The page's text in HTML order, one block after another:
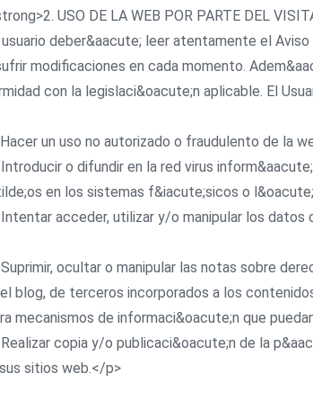
USO DE LA WEB POR PARTE DEL
deber&aacute; leer atentamente el
modificaciones en cada momento.
con la legislaci&oacute;n aplicable. El
un uso no autorizado o fraudulento de la
o difundir en la red virus
en los sistemas f&iacute;sicos o
acceder, utilizar y/o manipular los
ocultar o manipular las notas sobre
blog, de terceros incorporados a los
mecanismos de informaci&oacute;n que
copia y/o publicaci&oacute;n de la
sitios web.</p>